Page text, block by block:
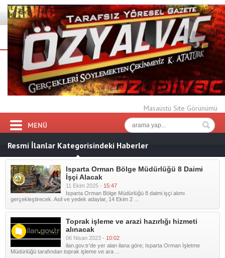
Masaüstü Site Görünümü
MENÜ
Resmi İlanlar Kategorisindeki Haberler
Isparta Orman Bölge Müdürlüğü 8 Daimi
İşçi Alacak
11 Ekim 2025 - 15:47
Isparta Orman Bölge Müdürlüğü 8 daimi işçi alımı
gerçekleştirecek. Asil ve yedek adaylar, 14 Ekim 2 ...
Toprak işleme ve arazi hazırlığı hizmeti
alınacak
06 Nisan 2023 - 10:02
ilan.gov.tr’de yer alan ilana göre; Isparta Orman İşletme
Müdürlüğü tarafından toprak işleme ve ara ...